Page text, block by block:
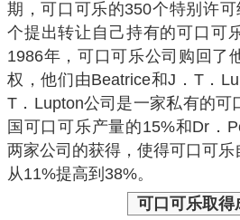
期，可口可乐的350个特别许
个提出转让自己持有的可口可
1986年，可口可乐公司购回了
权，他们由Beatrice和J．T．
T．Lupton公司是一家私有的可
国可口可乐产量的15%和Dr．
两家公司的获得，使得可口可
从11%提高到38%。
可口可乐取得